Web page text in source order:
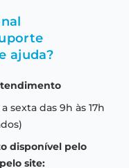
de uso
ajuda?
sexta das 9h às 17h
disponível pelo
site: